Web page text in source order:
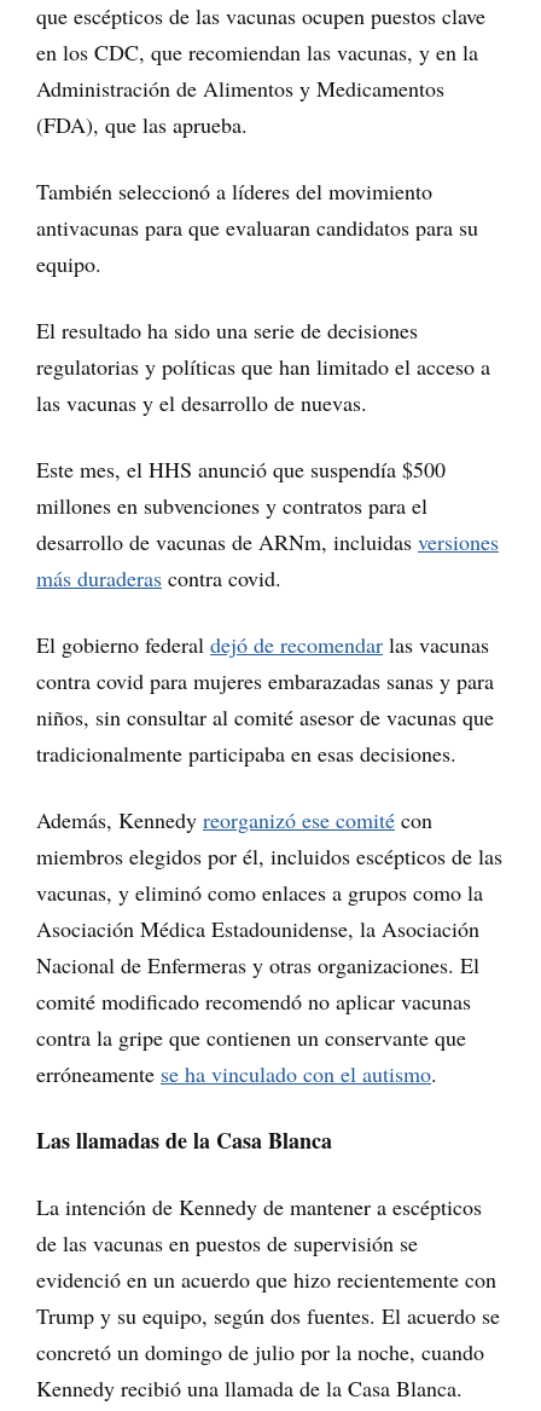
que escépticos de las vacunas ocupen puestos clave
en los CDC, que recomiendan las vacunas, y en la
Administración de Alimentos y Medicamentos
(FDA), que las aprueba.
También seleccionó a líderes del movimiento
antivacunas para que evaluaran candidatos para su
equipo.
El resultado ha sido una serie de decisiones
regulatorias y políticas que han limitado el acceso a
las vacunas y el desarrollo de nuevas.
Este mes, el HHS anunció que suspendía $500
millones en subvenciones y contratos para el
desarrollo de vacunas de ARNm, incluidas versiones
más duraderas contra covid.
El gobierno federal dejó de recomendar las vacunas
contra covid para mujeres embarazadas sanas y para
niños, sin consultar al comité asesor de vacunas que
tradicionalmente participaba en esas decisiones.
Además, Kennedy reorganizó ese comité con
miembros elegidos por él, incluidos escépticos de las
vacunas, y eliminó como enlaces a grupos como la
Asociación Médica Estadounidense, la Asociación
Nacional de Enfermeras y otras organizaciones. El
comité modificado recomendó no aplicar vacunas
contra la gripe que contienen un conservante que
erróneamente se ha vinculado con el autismo.
Las llamadas de la Casa Blanca
La intención de Kennedy de mantener a escépticos
de las vacunas en puestos de supervisión se
evidenció en un acuerdo que hizo recientemente con
Trump y su equipo, según dos fuentes. El acuerdo se
concretó un domingo de julio por la noche, cuando
Kennedy recibió una llamada de la Casa Blanca.